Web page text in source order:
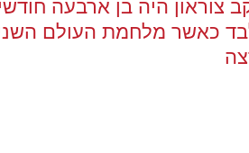
צוראון היה בן ארבעה
כאשר מלחמת העולם